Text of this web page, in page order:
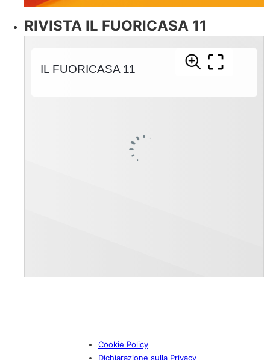
RIVISTA IL FUORICASA 11
Cookie Policy
Dichiarazione sulla Privacy